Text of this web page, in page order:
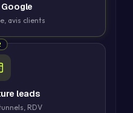
avis clients
leads
RDV